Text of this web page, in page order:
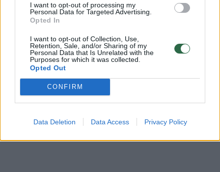
I want to opt-out of processing my
Personal Data for Targeted Advertising.
Opted In
I want to opt-out of Collection, Use,
Retention, Sale, and/or Sharing of my
Personal Data that Is Unrelated with the
Purposes for which it was collected.
Opted Out
CONFIRM
Data Deletion Data Access Privacy Policy
Komentuoti po šiuo straipsniu
Komentuoti gali tik Lrytas registruoti vartotojai.
Prisijunkite prie registruotų vartotojų
bendruomenės ir bendraukite komentaruose!
Rodyti komentarus
Prisijungti komentatoriams